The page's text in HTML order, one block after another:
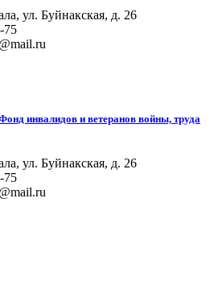
ул. Буйнакская, д. 26
75
инвалидов и ветеранов войны, труда
ул. Буйнакская, д. 26
75